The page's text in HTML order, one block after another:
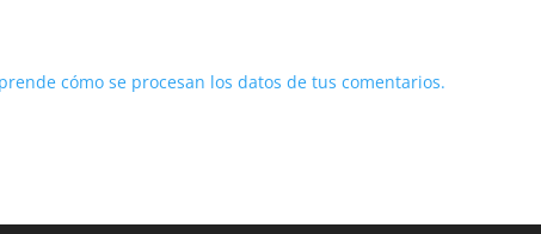
cómo se procesan los datos de tus comentarios.